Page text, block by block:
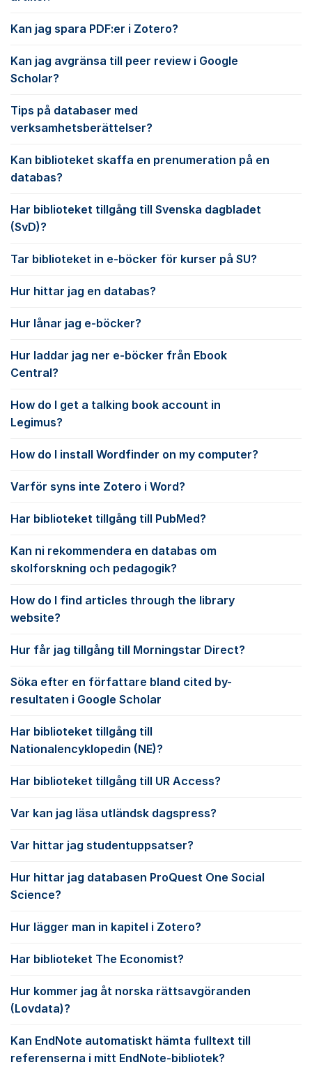
Kan jag spara PDF:er i Zotero?
Kan jag avgränsa till peer review i Google
Scholar?
Tips på databaser med
verksamhetsberättelser?
Kan biblioteket skaffa en prenumeration på en
databas?
Har biblioteket tillgång till Svenska dagbladet
(SvD)?
Tar biblioteket in e-böcker för kurser på SU?
Hur hittar jag en databas?
Hur lånar jag e-böcker?
Hur laddar jag ner e-böcker från Ebook
Central?
How do I get a talking book account in
Legimus?
How do I install Wordfinder on my computer?
Varför syns inte Zotero i Word?
Har biblioteket tillgång till PubMed?
Kan ni rekommendera en databas om
skolforskning och pedagogik?
How do I find articles through the library
website?
Hur får jag tillgång till Morningstar Direct?
Söka efter en författare bland cited by-
resultaten i Google Scholar
Har biblioteket tillgång till
Nationalencyklopedin (NE)?
Har biblioteket tillgång till UR Access?
Var kan jag läsa utländsk dagspress?
Var hittar jag studentuppsatser?
Hur hittar jag databasen ProQuest One Social
Science?
Hur lägger man in kapitel i Zotero?
Har biblioteket The Economist?
Hur kommer jag åt norska rättsavgöranden
(Lovdata)?
Kan EndNote automatiskt hämta fulltext till
referenserna i mitt EndNote-bibliotek?